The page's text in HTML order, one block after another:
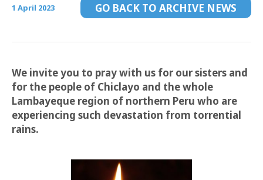
1 April 2023 GO BACK TO ARCHIVE NEWS
We invite you to pray with us for our sisters and
for the people of Chiclayo and the whole
Lambayeque region of northern Peru who are
experiencing such devastation from torrential
rains.